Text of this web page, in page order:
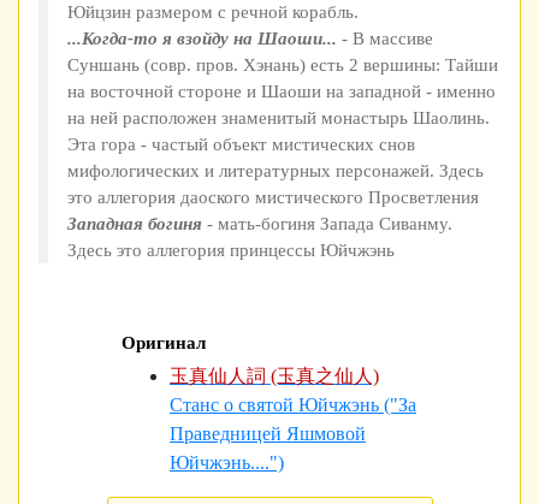
Юйцзин размером с речной корабль.
...Когда-то я взойду на Шаоши... - В массиве
Суншань (совр. пров. Хэнань) есть 2 вершины: Тайши
на восточной стороне и Шаоши на западной - именно
на ней расположен знаменитый монастырь Шаолинь.
Эта гора - частый объект мистических снов
мифологических и литературных персонажей. Здесь
это аллегория даоского мистического Просветления
Западная богиня - мать-богиня Запада Сиванму.
Здесь это аллегория принцессы Юйчжэнь
Оригинал
玉真仙人詞 (玉真之仙人)
Станс о святой Юйчжэнь ("За
Праведницей Яшмовой
Юйчжэнь....")